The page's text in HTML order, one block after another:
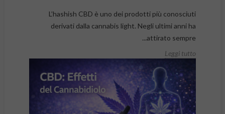
L’hashish CBD è uno dei prodotti più conosciuti
derivati dalla cannabis light. Negli ultimi anni ha
attirato sempre...
Leggi tutto